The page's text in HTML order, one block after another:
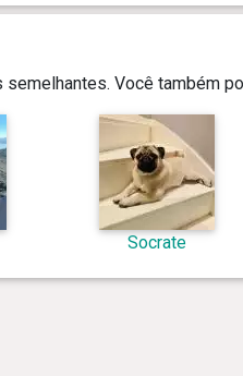
Você também
Socrate